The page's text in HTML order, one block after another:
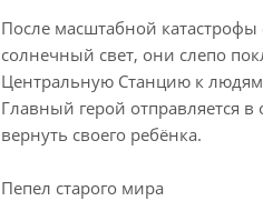
После масштабной
солнечный свет, они слепо
Центральную Станцию к
Главный герой отправляется
вернуть своего ребёнка.
Пепел старого мира